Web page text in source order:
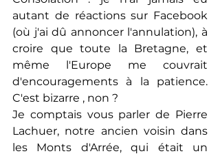
autant de réactions sur Facebook
(où j'ai dû annoncer l'annulation), à
croire que toute la Bretagne, et
même l'Europe me couvrait
d'encouragements à la patience.
C'est bizarre , non ?
Je comptais vous parler de Pierre
Lachuer, notre ancien voisin dans
les Monts d'Arrée, qui était un